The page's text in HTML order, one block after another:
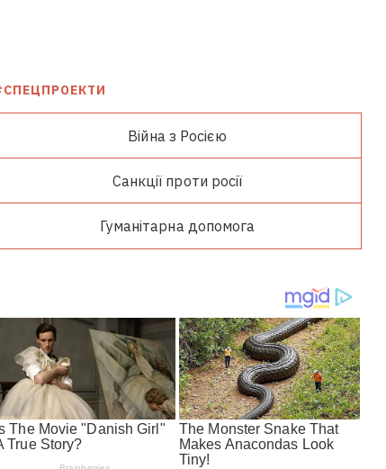
Війна з Росією
Санкції проти росії
Гуманітарна допомога